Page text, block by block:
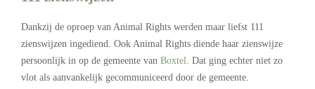
Dankzij de oproep van Animal Rights werden maar liefst 111
zienswijzen ingediend. Ook Animal Rights diende haar zienswijze
persoonlijk in op de gemeente van Boxtel. Dat ging echter niet zo
vlot als aanvankelijk gecommuniceerd door de gemeente.